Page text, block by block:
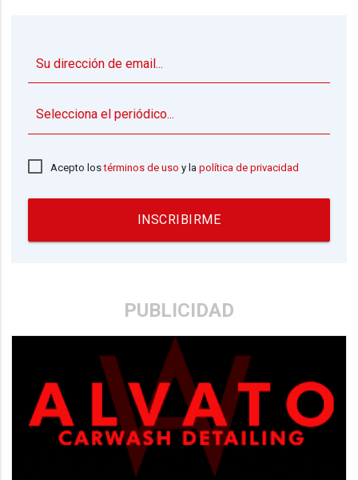
Acepto lostérminos de uso y lapolítica de privacidad
INSCRIBIRME
PUBLICIDAD